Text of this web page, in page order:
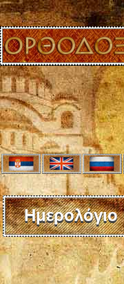
Ημερολόγιο